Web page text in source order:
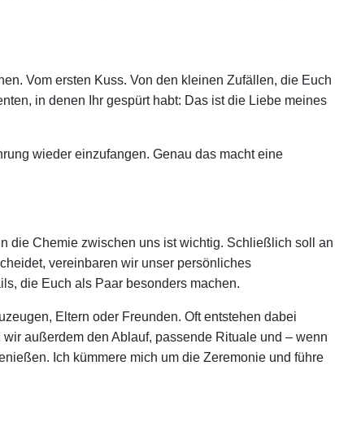
Vom ersten Kuss. Von den kleinen Zufällen, die Euch
in denen Ihr gespürt habt: Das ist die Liebe meines
wieder einzufangen. Genau das macht eine
die Chemie zwischen uns ist wichtig. Schließlich soll an
vereinbaren wir unser persönliches
die Euch als Paar besonders machen.
Eltern oder Freunden. Oft entstehen dabei
außerdem den Ablauf, passende Rituale und – wenn
Ich kümmere mich um die Zeremonie und führe